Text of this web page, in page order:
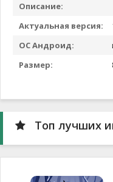
Описание:
Актуальная версия:
ОС Андроид:
Размер:
Топ лучших